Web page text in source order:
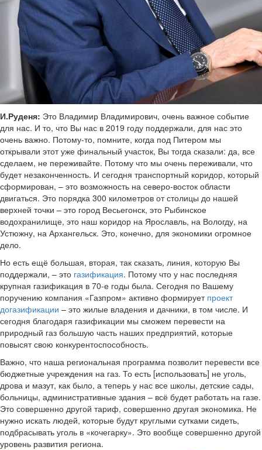
И.Руденя: Это Владимир Владимирович, очень важное событие
для нас. И то, что Вы нас в 2019 году поддержали, для нас это
очень важно. Потому-то, помните, когда под Питером мы
открывали этот уже финальный участок, Вы тогда сказали: да, все
сделаем, не переживайте. Потому что мы очень переживали, что
будет незаконченность. И сегодня транспортный коридор, который
сформирован, – это возможность на северо-восток области
двигаться. Это порядка 300 километров от столицы до нашей
верхней точки – это город Весьегонск, это Рыбинское
водохранилище, это наш коридор на Ярославль, на Вологду, на
Устюжну, на Архангельск. Это, конечно, для экономики огромное
дело.
Но есть ещё большая, вторая, так сказать, линия, которую Вы
поддержали, – это газификация. Потому что у нас последняя
крупная газификация в 70-е годы была. Сегодня по Вашему
поручению компания «Газпром» активно формирует проект
догазификации – это жилые владения и дачники, в том числе. И
сегодня благодаря газификации мы сможем перевести на
природный газ большую часть наших предприятий, которые
повысят свою конкурентоспособность.
Важно, что наша региональная программа позволит перевести все
бюджетные учреждения на газ. То есть [использовать] не уголь,
дрова и мазут, как было, а теперь у нас все школы, детские сады,
больницы, административные здания – всё будет работать на газе.
Это совершенно другой тариф, совершенно другая экономика. Не
нужно искать людей, которые будут круглыми сутками сидеть,
подбрасывать уголь в «кочегарку». Это вообще совершенно другой
уровень развития региона.